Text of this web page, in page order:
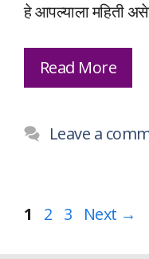
हे आपल्याला महिती
Read More
Leave a
Page
1 Page
2 Page
3 Next →